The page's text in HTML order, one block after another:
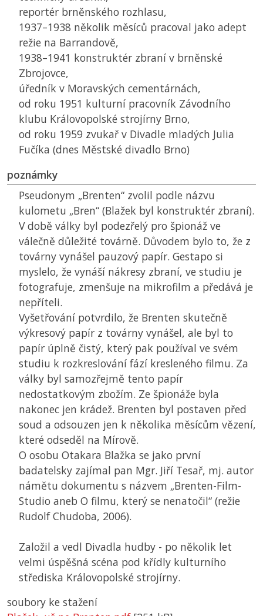
reportér brněnského rozhlasu,
1937–1938 několik měsíců pracoval jako adept
režie na Barrandově,
1938–1941 konstruktér zbraní v brněnské
Zbrojovce,
úředník v Moravských cementárnách,
od roku 1951 kulturní pracovník Závodního
klubu Královopolské strojírny Brno,
od roku 1959 zvukař v Divadle mladých Julia
Fučíka (dnes Městské divadlo Brno)
poznámky
Pseudonym „Brenten“ zvolil podle názvu
kulometu „Bren“ (Blažek byl konstruktér zbraní).
V době války byl podezřelý pro špionáž ve
válečně důležité továrně. Důvodem bylo to, že z
továrny vynášel pauzový papír. Gestapo si
myslelo, že vynáší nákresy zbraní, ve studiu je
fotografuje, zmenšuje na mikrofilm a předává je
nepříteli.
Vyšetřování potvrdilo, že Brenten skutečně
výkresový papír z továrny vynášel, ale byl to
papír úplně čistý, který pak používal ve svém
studiu k rozkreslování fází kresleného filmu. Za
války byl samozřejmě tento papír
nedostatkovým zbožím. Ze špionáže byla
nakonec jen krádež. Brenten byl postaven před
soud a odsouzen jen k několika měsícům vězení,
které odseděl na Mírově.
O osobu Otakara Blažka se jako první
badatelsky zajímal pan Mgr. Jiří Tesař, mj. autor
námětu dokumentu s názvem „Brenten-Film-
Studio aneb O filmu, který se nenatočil“ (režie
Rudolf Chudoba, 2006).
Založil a vedl Divadla hudby - po několik let
velmi úspěšná scéna pod křídly kulturního
střediska Královopolské strojírny.
soubory ke stažení